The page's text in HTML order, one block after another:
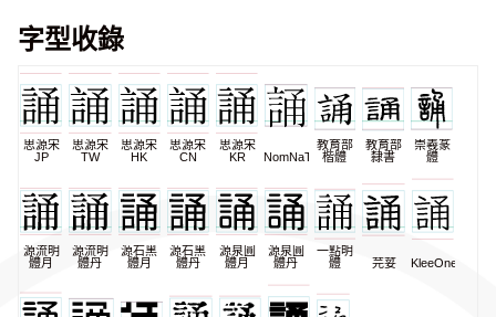
字型收錄
思源宋
JP
思源宋
TW
思源宋
HK
思源宋
CN
思源宋
KR
NomNaTong
教育部
楷體
教育部
隸書
崇羲篆
體
源流明
體月
源流明
體丹
源石黑
體月
源石黑
體丹
源泉圓
體月
源泉圓
體丹
一點明
體
芫荽 KleeOne